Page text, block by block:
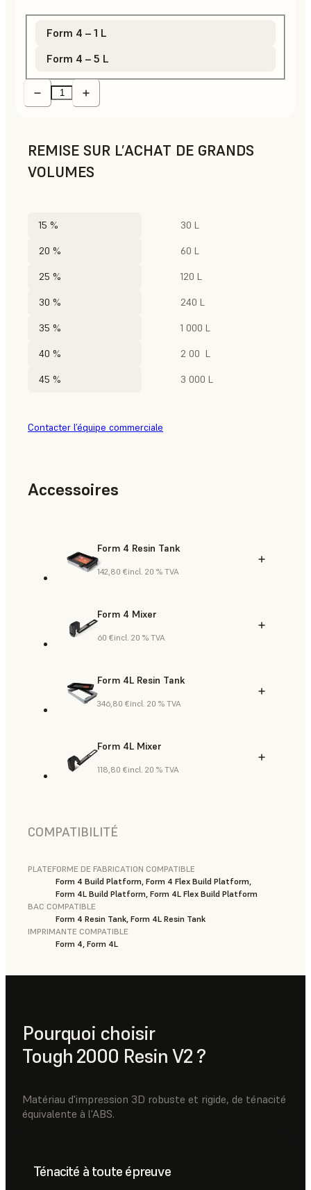
Form 4 – 1 L
Form 4 – 5 L
REMISE SUR L’ACHAT DE GRANDS
VOLUMES
15 % 30 L
20 % 60 L
25 % 120 L
30 % 240 L
35 % 1 000 L
40 % 2 00 L
45 % 3 000 L
Contacter l’équipe commerciale
Accessoires
Form 4 Resin Tank
142,80 €incl. 20 % TVA
Form 4 Mixer
60 €incl. 20 % TVA
Form 4L Resin Tank
346,80 €incl. 20 % TVA
Form 4L Mixer
118,80 €incl. 20 % TVA
COMPATIBILITÉ
PLATEFORME DE FABRICATION COMPATIBLE
Form 4 Build Platform, Form 4 Flex Build Platform,
Form 4L Build Platform, Form 4L Flex Build Platform
BAC COMPATIBLE
Form 4 Resin Tank, Form 4L Resin Tank
IMPRIMANTE COMPATIBLE
Form 4, Form 4L
Pourquoi choisir
Tough 2000 Resin V2 ?
Matériau d'impression 3D robuste et rigide, de ténacité
équivalente à l'ABS.
Ténacité à toute épreuve